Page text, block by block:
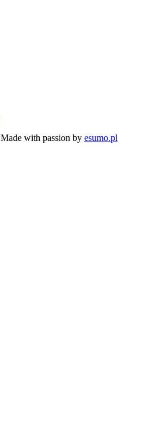
Made with passion by esumo.pl